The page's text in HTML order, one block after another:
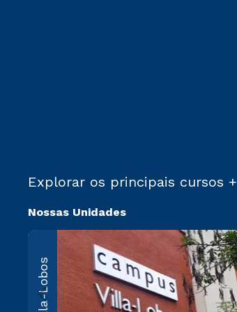
Explorar os principais cursos +
Nossas Unidades
Villa-Lobos